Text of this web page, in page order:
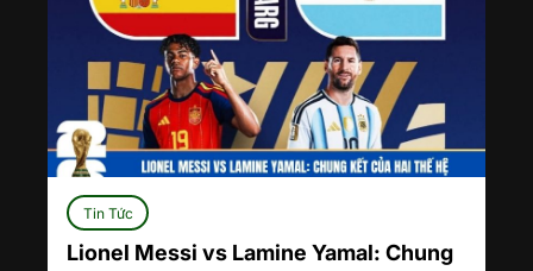
Tin Tức
Lionel Messi vs Lamine Yamal: Chung